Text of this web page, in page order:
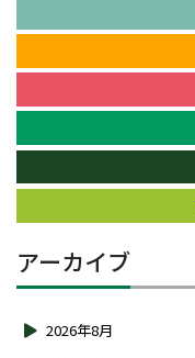
アーカイブ
2026年8月